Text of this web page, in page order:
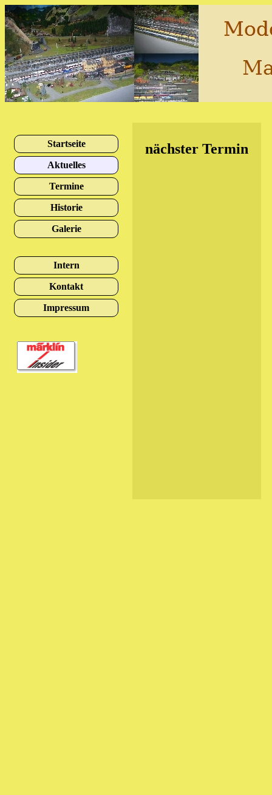
Startseite
Aktuelles
Termine
Historie
Galerie
Intern
Kontakt
Impressum
nächster Termin